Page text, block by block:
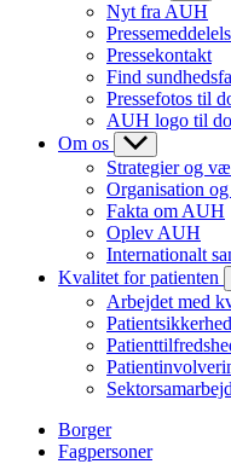
Nyt fra AUH
Pressekontakt
Find
Pressefotos til
AUH logo til
Om os
Strategier og
Organisation
Fakta om AUH
Oplev AUH
Internationalt
Kvalitet for patienten
Arbejdet med
Patientsikkerhed
Borger
Fagpersoner